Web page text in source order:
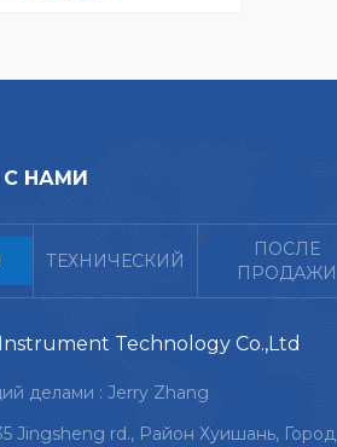
С НАМИ
ТЕХНИЧЕСКИЙ
<
ПОСЛЕ
ПРОДАЖИ
Technology Co.,Ltd
делами : Jerry Zhang
Jingsheng rd., Район Хуишань, Город